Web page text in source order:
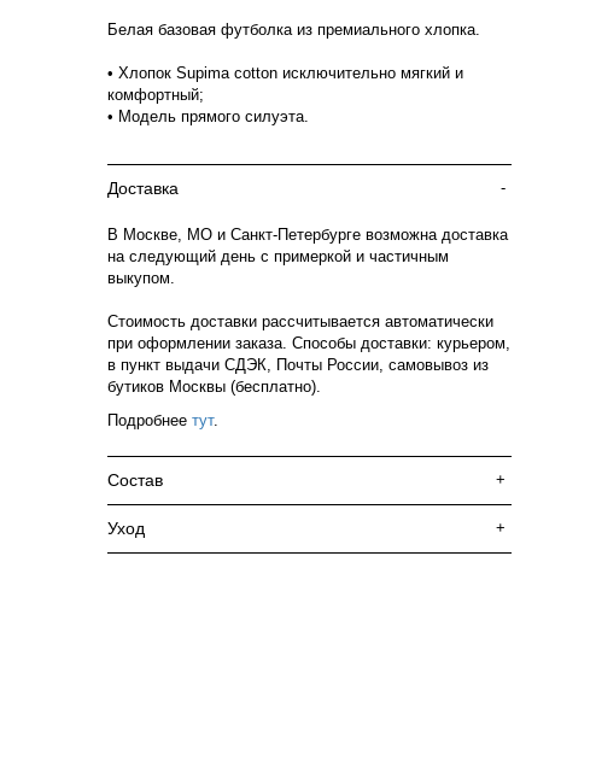
Белая базовая футболка из премиального хлопка.
• Хлопок Supima cotton исключительно мягкий и
комфортный;
• Модель прямого силуэта.
Доставка -
В Москве, МО и Санкт-Петербурге возможна доставка
на следующий день с примеркой и частичным
выкупом.
Стоимость доставки рассчитывается автоматически
при оформлении заказа. Способы доставки: курьером,
в пункт выдачи СДЭК, Почты России, самовывоз из
бутиков Москвы (бесплатно).
Подробнее тут.
Состав +
Уход +